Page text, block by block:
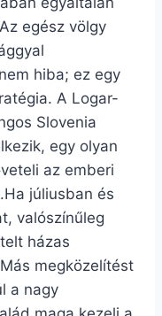
egész völgy
hiba; ez egy
A Logar-
Slovenia
egy olyan
az emberi
júliusban és
valószínűleg
házas
megközelítést
a nagy